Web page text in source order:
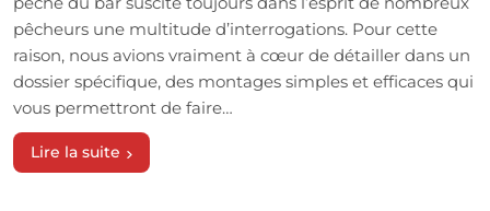
pêcheurs une multitude d’interrogations. Pour cette
raison, nous avions vraiment à cœur de détailler dans un
dossier spécifique, des montages simples et efficaces qui
vous permettront de faire…
Lire la suite